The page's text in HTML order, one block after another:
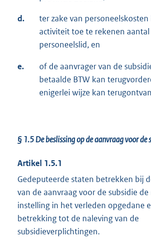
d.
ter zake van
activiteit toe te rekenen
personeelslid, en
e.
of de aanvrager van de
betaalde BTW kan
enigerlei wijze kan
§ 1.5 De beslissing op de aanvraag voor de
Artikel 1.5.1
Gedeputeerde staten betrekken bij
van de aanvraag voor de subsidie
instelling in het verleden opgedane
betrekking tot de naleving van de
subsidieverplichtingen.